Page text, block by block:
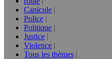
Canicule
Police
Politique
Justice
Violence
Tous les thèmes